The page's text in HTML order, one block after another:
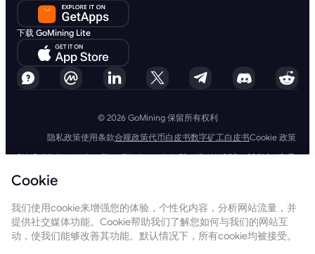
下载 GoMining Lite
© 2026 GoMining 保留所有权利
隐私政策使用条款合规政策代币白皮书数字矿工白皮书Cookie 政策
SIA GoMining Latvia，Rīga, Elizabetes iela 22 - 42, LV-1050，2021 年 10 月
GoMining (BVI) Limited, Trinity Chambers, PO Box 4301, Road Town,
BMINE BVI LIMITED, Trinity Chambers, Road Town, Tortola, British Virgin
Islands VG 1110
GoMining（英属维尔京群岛）有限公司、SIA GoMining Latvia和 BMINE
BVI 有限公司完全遵守所有适用法律法规，并坚定致力于打击洗钱、恐怖主
Cookie
我们使用cookie来增强您的体验，个性化内容，分析网站流量，并
提供社交媒体功能。Cookie帮助我们了解您如何与我们的网站互
动，使我们能够改善其功能。默认情况下，所有cookie均被接受。